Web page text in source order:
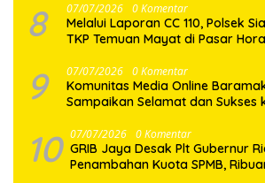
8 07/07/2026 0 Komentar
Melalui Laporan CC 110, Polsek
TKP Temuan Mayat di Pasar
9 07/07/2026 0 Komentar
Komunitas Media Online
Sampaikan Selamat dan Sukses
10 07/07/2026 0 Komentar
GRIB Jaya Desak Plt Gubernur
Penambahan Kuota SPMB,